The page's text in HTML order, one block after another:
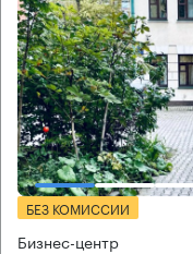
БЕЗ КОМИССИИ
Бизнес-центр